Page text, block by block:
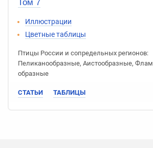
Том 7
Иллюстрации
Цветные таблицы
Птицы России и сопредельных регионов:
Пеликано­образные, Аисто­образные,
образные
СТАТЬИ ТАБЛИЦЫ